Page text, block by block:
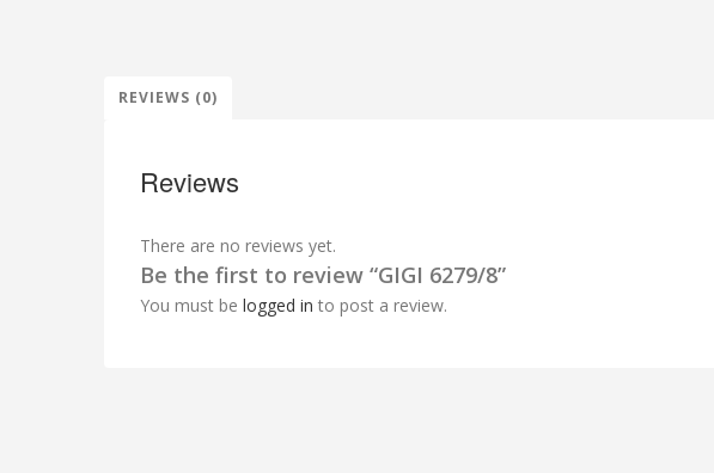
REVIEWS (0)
Reviews
There are no reviews yet.
Be the first to review “GIGI 6279/8”
You must be logged in to post a review.